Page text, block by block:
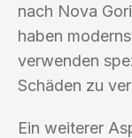
nach Nova
haben
verwenden
Schäden zu
Ein weiterer